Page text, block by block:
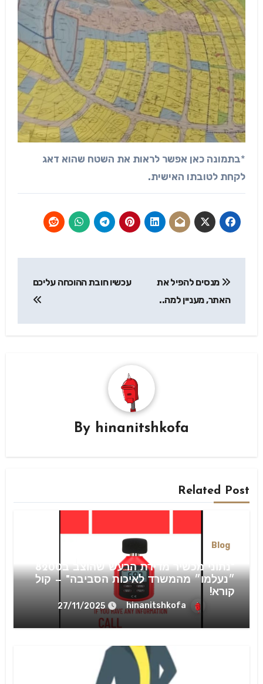
*בתמונה כאן אפשר לראות את השטח שהוא דאג
לקחת לטובתו האישית.
מנסים להפיל את
האתר, מעניין למה..
עכשיו חובת ההוכחה עליכם
By hinanitshkofa
Related Post
Blog
"נתוני מכשיר מדידת הרעש שהוצב ב8200
״נעלמו״ מהמשרד לאיכות הסביבה" — קול
קורא!
hinanitshkofa
27/11/2025